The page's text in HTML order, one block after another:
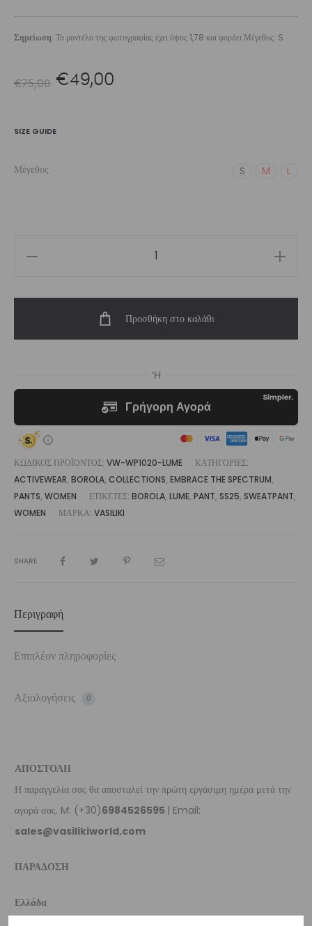
Σημείωση: Το μοντέλο της φωτογραφίας έχει ύψος 1,78 και φοράει Μέγεθος: S
€75,00 Original
€49,00
SIZE GUIDE
Μέγεθος S M L
ποσότητα
Προσθήκη στο καλάθι
ΚΩΔΙΚΌΣ ΠΡΟΪΌΝΤΟΣ: VW-WP1020-LUME
ΚΑΤΗΓΟΡΊΕΣ:
ACTIVEWEAR, BOROLA, COLLECTIONS, EMBRACE THE SPECTRUM,
PANTS, WOMEN ΕΤΙΚΈΤΕΣ: BOROLA, LUME, PANT, SS25, SWEATPANT,
WOMEN
ΜΆΡΚΑ: VASILIKI
SHARE
Περιγραφή
Επιπλέον πληροφορίες
Αξιολογήσεις 0
ΑΠΟΣΤΟΛΗ
Η παραγγελία σας θα αποσταλεί την πρώτη εργάσιμη ημέρα μετά την
αγορά σας. M: (+30)6984526595 | Email:
sales@vasilikiworld.com
ΠΑΡΑΔΟΣΗ
Ελλάδα